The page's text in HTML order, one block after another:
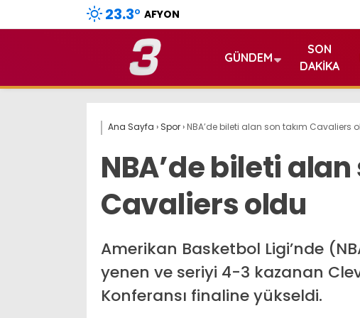
23.3° AFYON
GÜNDEM
SON
DAKIKA
Ana Sayfa › Spor› NBA’de bileti alan son takım Cavaliers
NBA’de bileti
Cavaliers oldu
Amerikan Basketbol Ligi’nde
yenen ve seriyi 4-3 kazanan
Konferansı finaline yükseldi.